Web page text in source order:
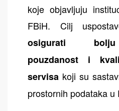
koje objavljuju
FBiH. Cilj
osigurati
pouzdanost i
servisa koji su
prostornih podataka u